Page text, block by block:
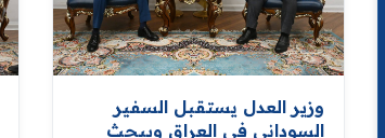
وزير العدل يستقبل السفير
السوداني في العراق ويبحث